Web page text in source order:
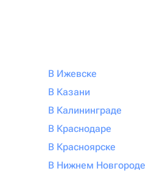
В Ижевске
В Казани
В Калининграде
В Краснодаре
В Красноярске
В Нижнем Новгороде